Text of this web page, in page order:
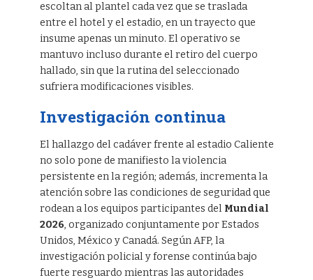
escoltan al plantel cada vez que se traslada
entre el hotel y el estadio, en un trayecto que
insume apenas un minuto. El operativo se
mantuvo incluso durante el retiro del cuerpo
hallado, sin que la rutina del seleccionado
sufriera modificaciones visibles.
Investigación continua
El hallazgo del cadáver frente al estadio Caliente
no solo pone de manifiesto la violencia
persistente en la región; además, incrementa la
atención sobre las condiciones de seguridad que
rodean a los equipos participantes del Mundial
2026, organizado conjuntamente por Estados
Unidos, México y Canadá. Según AFP, la
investigación policial y forense continúa bajo
fuerte resguardo mientras las autoridades